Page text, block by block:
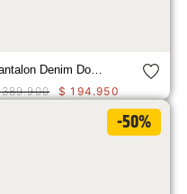
389.900 $ 194 .950
-50%